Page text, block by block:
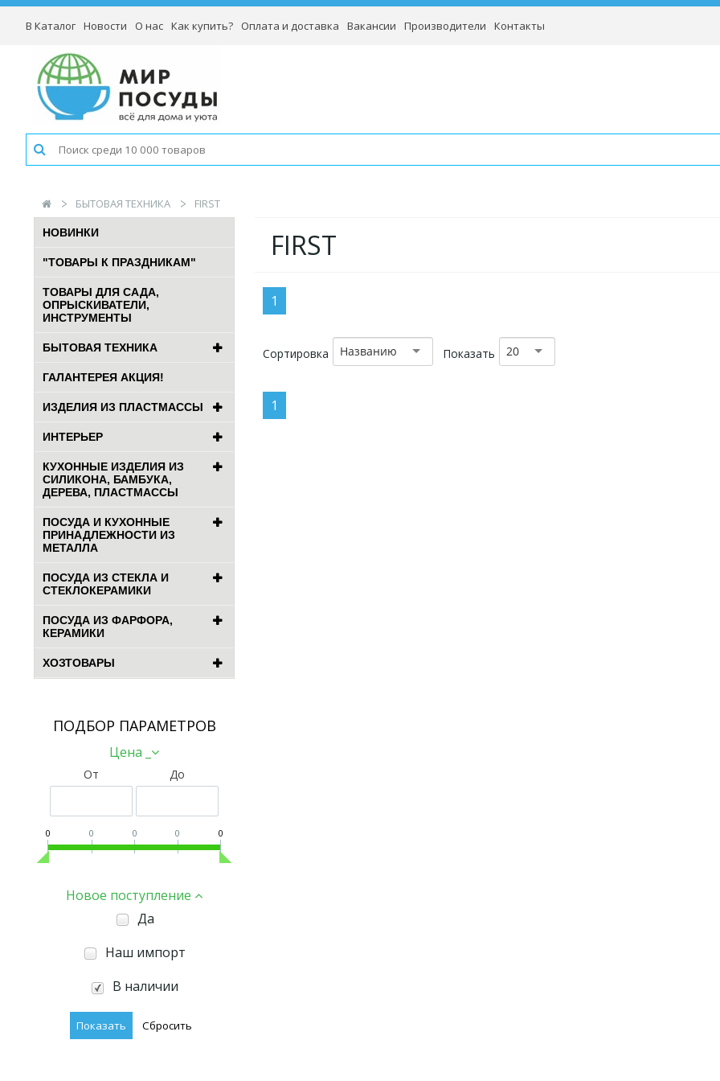
В Каталог Новости О нас Как купить? Оплата и доставка Вакансии Производители Контакты
БЫТОВАЯ ТЕХНИКА FIRST
НОВИНКИ
"ТОВАРЫ К ПРАЗДНИКАМ"
ТОВАРЫ ДЛЯ САДА,
ОПРЫСКИВАТЕЛИ,
ИНСТРУМЕНТЫ
БЫТОВАЯ ТЕХНИКА
ГАЛАНТЕРЕЯ АКЦИЯ!
ИЗДЕЛИЯ ИЗ ПЛАСТМАССЫ
ИНТЕРЬЕР
КУХОННЫЕ ИЗДЕЛИЯ ИЗ
СИЛИКОНА, БАМБУКА,
ДЕРЕВА, ПЛАСТМАССЫ
ПОСУДА И КУХОННЫЕ
ПРИНАДЛЕЖНОСТИ ИЗ
МЕТАЛЛА
ПОСУДА ИЗ СТЕКЛА И
СТЕКЛОКЕРАМИКИ
ПОСУДА ИЗ ФАРФОРА,
КЕРАМИКИ
ХОЗТОВАРЫ
ПОДБОР ПАРАМЕТРОВ
Цена _
От До
0 0 0 0 0
Новое поступление
Да
Наш импорт
В наличии
FIRST
1
Сортировка Названию Показать 20
1